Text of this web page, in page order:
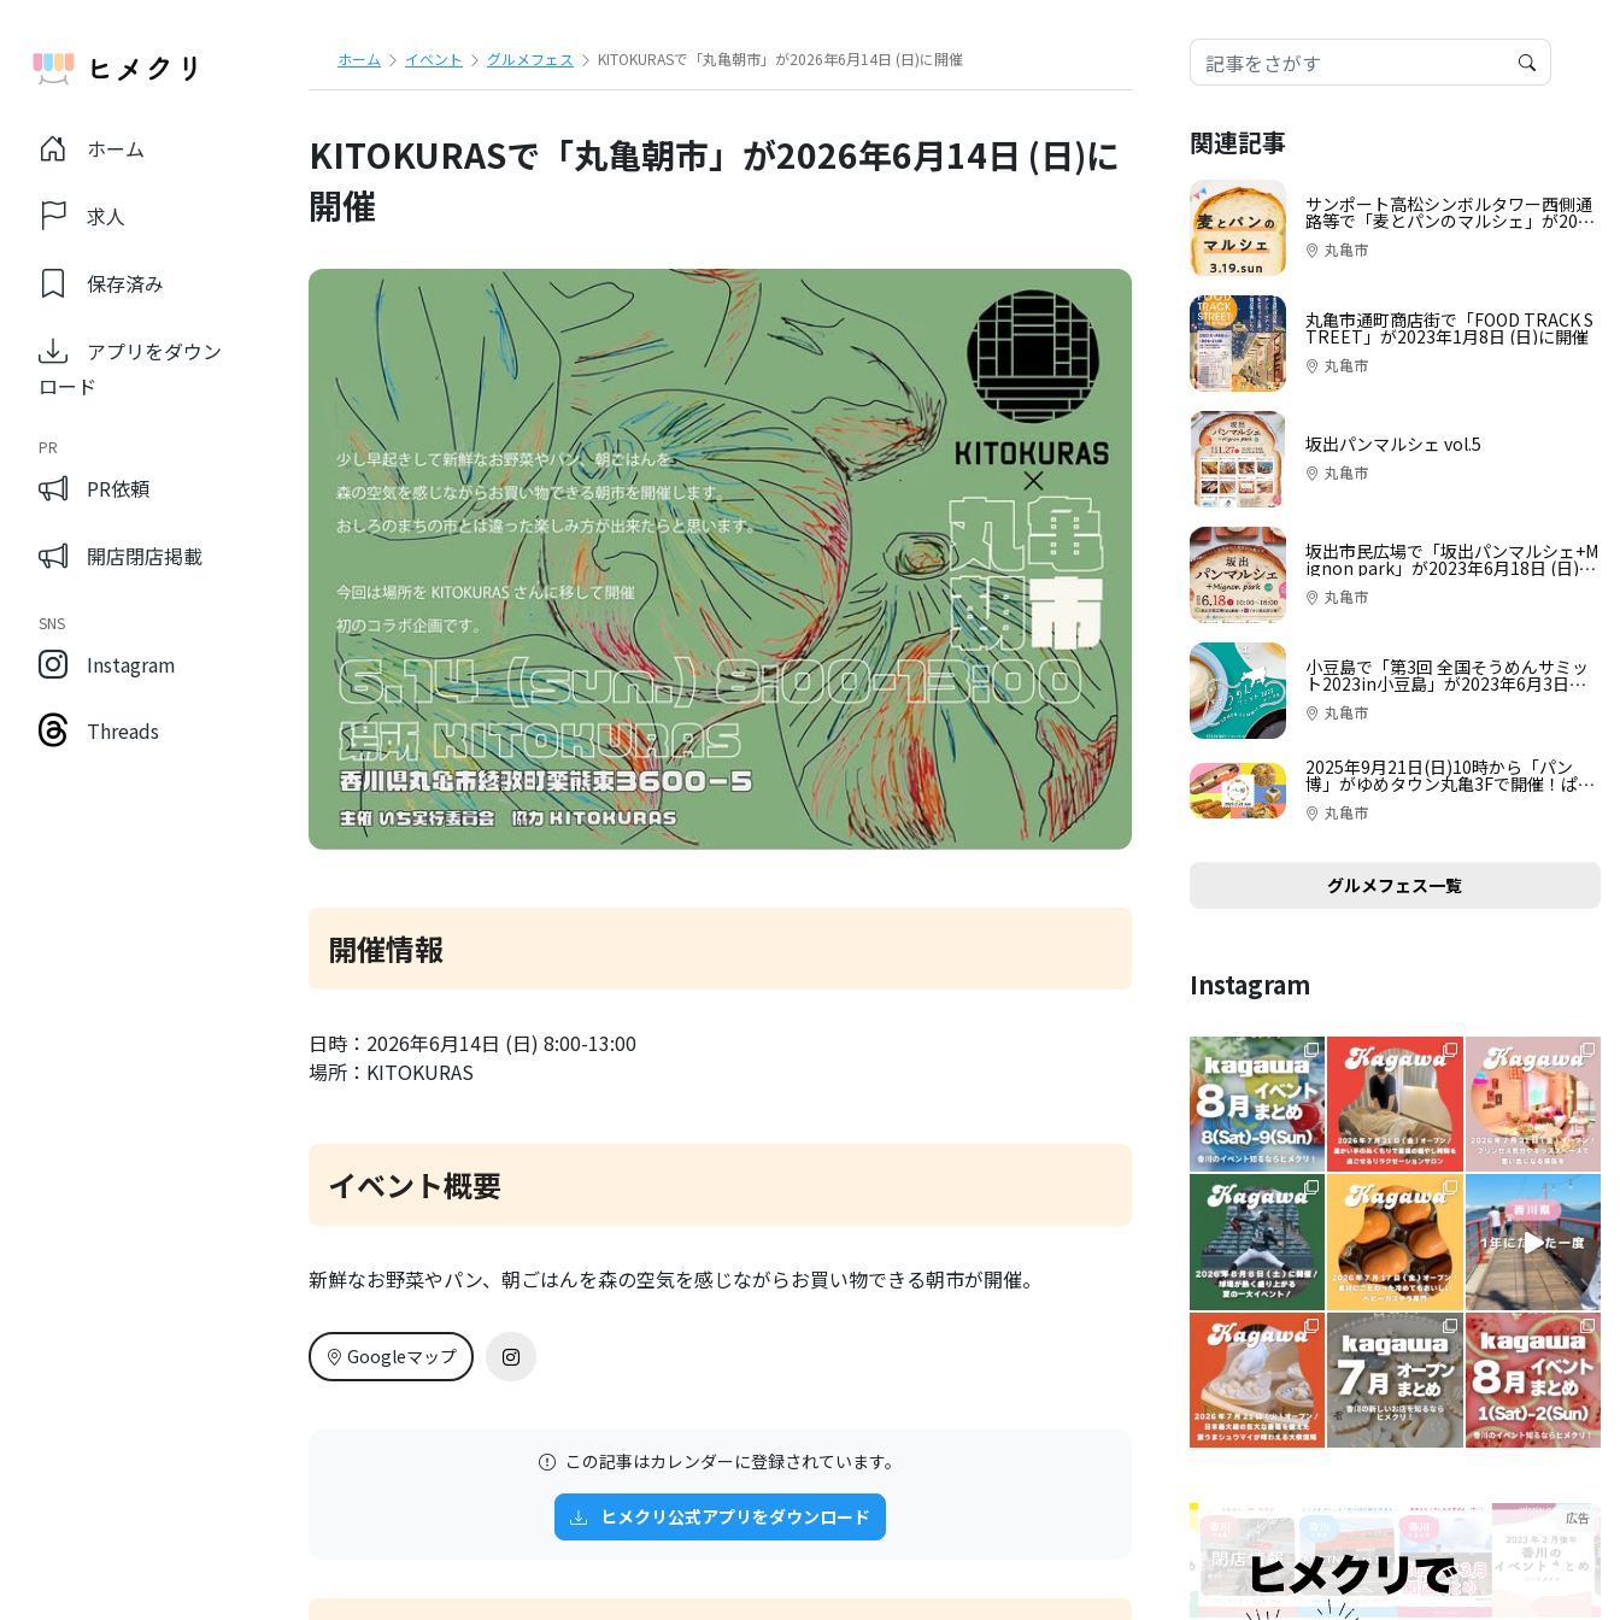
ホーム
求人
保存済み
アプリをダウン
ロード
PR
PR依頼
開店閉店掲載
SNS
Instagram
Threads
ホーム イベント グルメフェス KITOKURASで「丸亀朝市」が2026年6月14日 (日)に開催
KITOKURASで「丸亀朝市」が2026年6月14日 (日)に
開催
開催情報
日時：2026年6月14日 (日) 8:00-13:00
場所：KITOKURAS
イベント概要
新鮮なお野菜やパン、朝ごはんを森の空気を感じながらお買い物できる朝市が開催。
Googleマップ
この記事はカレンダーに登録されています。
ヒメクリ公式アプリをダウンロード
関連記事
サンポート高松シンボルタワー西側通
路等で「麦とパンのマルシェ」が2023
年3月19日 (日)に開催
丸亀市
丸亀市通町商店街で「FOOD TRACK S
TREET」が2023年1月8日 (日)に開催
丸亀市
坂出パンマルシェ vol.5
丸亀市
坂出市民広場で「坂出パンマルシェ+M
ignon park」が2023年6月18日 (日)に
開催丸亀市
小豆島で「第3回 全国そうめんサミッ
ト2023in小豆島」が2023年6月3日
(土)、4日 (日)に開催
丸亀市
2025年9月21日(日)10時から「パン
博」がゆめタウン丸亀3Fで開催！ぱく
っとひと口試食でお気に入りパンを見
つけよう！食べて選べるパンのイベン
丸亀市
グルメフェス一覧
Instagram